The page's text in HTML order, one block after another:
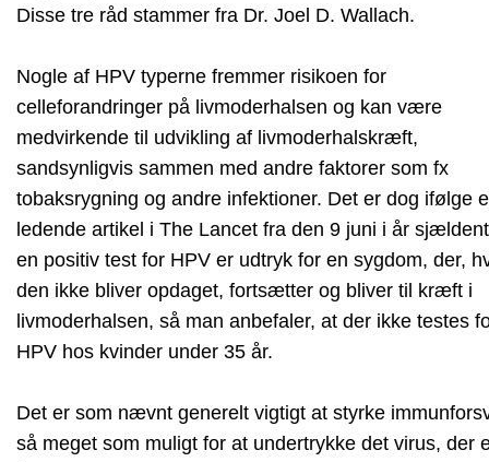
Disse tre råd stammer fra Dr. Joel D. Wallach.
Nogle af HPV typerne fremmer risikoen for
celleforandringer på livmoderhalsen og kan være
medvirkende til udvikling af livmoderhalskræft,
sandsynligvis sammen med andre faktorer som fx
tobaksrygning og andre infektioner. Det er dog ifølge
ledende artikel i The Lancet fra den 9 juni i år
en positiv test for HPV er udtryk for en sygdom, der,
den ikke bliver opdaget, fortsætter og bliver til kræft i
livmoderhalsen, så man anbefaler, at der ikke testes
HPV hos kvinder under 35 år.
Det er som nævnt generelt vigtigt at styrke
så meget som muligt for at undertrykke det virus, der